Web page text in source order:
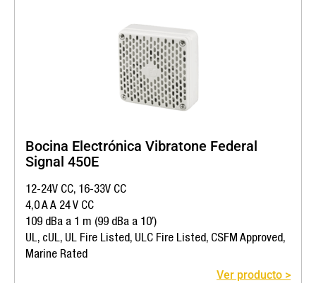
Bocina Electrónica Vibratone Federal
Signal 450E
12-24V CC, 16-33V CC
4,0 A A 24 V CC
109 dBa a 1 m (99 dBa a 10′)
UL, cUL, UL Fire Listed, ULC Fire Listed, CSFM Approved,
Marine Rated
Ver producto >